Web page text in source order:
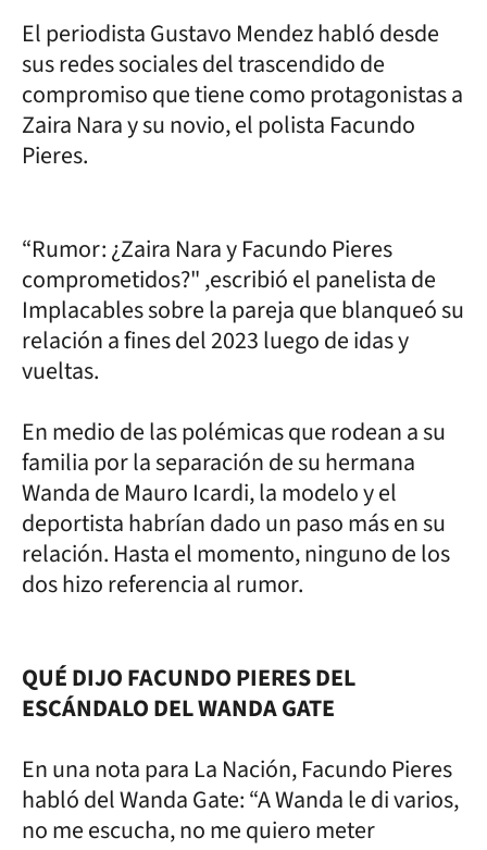
El periodista Gustavo Mendez habló desde
sus redes sociales del trascendido de
compromiso que tiene como protagonistas a
Zaira Nara y su novio, el polista Facundo
Pieres.
“Rumor: ¿Zaira Nara y Facundo Pieres
comprometidos?" ,escribió el panelista de
Implacables sobre la pareja que blanqueó su
relación a fines del 2023 luego de idas y
vueltas.
En medio de las polémicas que rodean a su
familia por la separación de su hermana
Wanda de Mauro Icardi, la modelo y el
deportista habrían dado un paso más en su
relación. Hasta el momento, ninguno de los
dos hizo referencia al rumor.
QUÉ DIJO FACUNDO PIERES DEL
ESCÁNDALO DEL WANDA GATE
En una nota para La Nación, Facundo Pieres
habló del Wanda Gate: “A Wanda le di varios,
no me escucha, no me quiero meter